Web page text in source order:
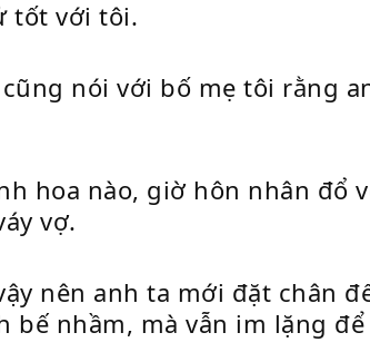
tốt với tôi.
nói với bố mẹ tôi rằng
hoa nào, giờ hôn nhân đổ
vợ.
nên anh ta mới đặt chân
nhầm, mà vẫn im lặng